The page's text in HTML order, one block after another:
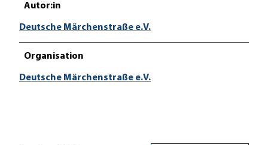
Autor:in
Deutsche Märchenstraße e.V.
Organisation
Deutsche Märchenstraße e.V.